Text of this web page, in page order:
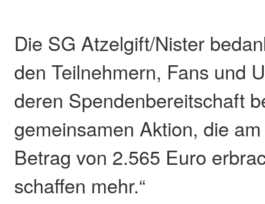
Die SG Atzelgift/Nister
den Teilnehmern, Fans und
deren Spendenbereitschaft
gemeinsamen Aktion, die
Betrag von 2.565 Euro
schaffen mehr.“